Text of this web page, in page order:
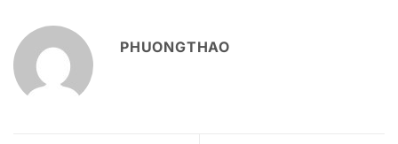
PHUONGTHAO